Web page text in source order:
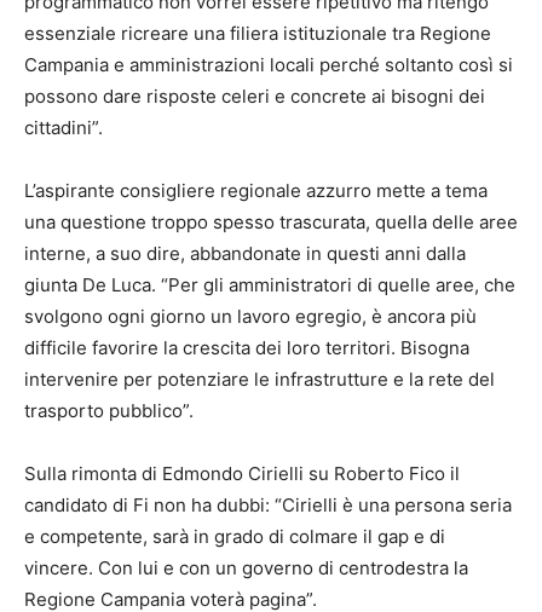
essenziale ricreare una filiera istituzionale tra Regione
Campania e amministrazioni locali perché soltanto così si
possono dare risposte celeri e concrete ai bisogni dei
cittadini”.
L’aspirante consigliere regionale azzurro mette a tema
una questione troppo spesso trascurata, quella delle aree
interne, a suo dire, abbandonate in questi anni dalla
giunta De Luca. “Per gli amministratori di quelle aree, che
svolgono ogni giorno un lavoro egregio, è ancora più
difficile favorire la crescita dei loro territori. Bisogna
intervenire per potenziare le infrastrutture e la rete del
trasporto pubblico”.
Sulla rimonta di Edmondo Cirielli su Roberto Fico il
candidato di Fi non ha dubbi: “Cirielli è una persona seria
e competente, sarà in grado di colmare il gap e di
vincere. Con lui e con un governo di centrodestra la
Regione Campania voterà pagina”.